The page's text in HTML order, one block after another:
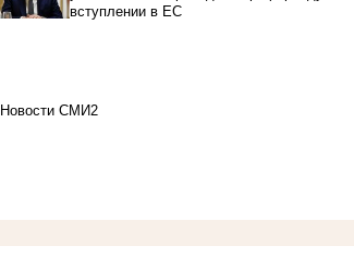
вступлении в ЕС
Новости СМИ2